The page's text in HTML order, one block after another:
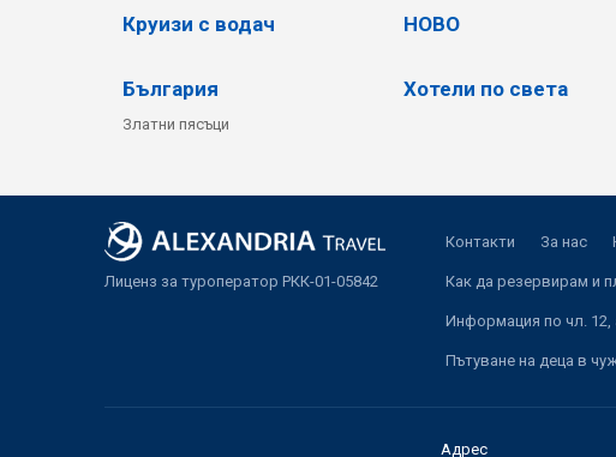
Круизи с водач НОВО
България
Златни пясъци
Хотели по света
Лиценз за туроператор РКК-01-05842
Контакти За нас
Как да резервирам и
Информация по чл. 12,
Пътуване на деца в
Адрес